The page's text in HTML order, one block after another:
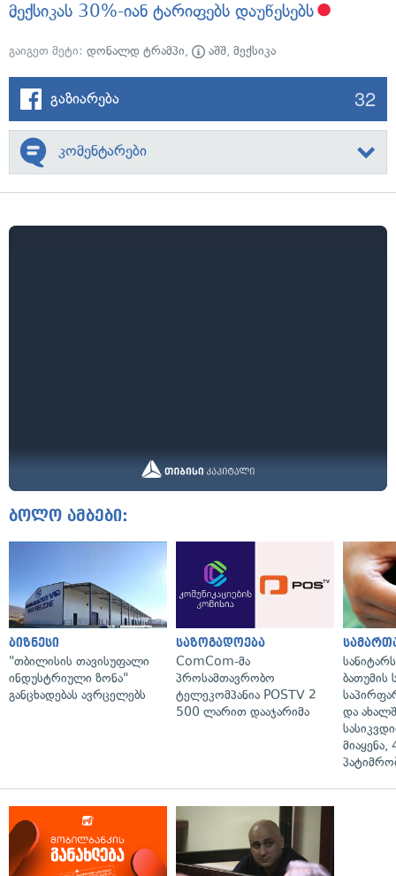
მექსიკას 30%-იან ტარიფებს დაუწესებს
გაიგეთ მეტი: დონალდ ტრამპი, აშშ, მექსიკა
გაზიარება 32
კომენტარები
ბოლო ამბები:
ბიზნესი
"თბილისის თავისუფალი
ინდუსტრიული ზონა"
განცხადებას ავრცელებს
საზოგადოება
ComCom-მა
პროსამთავრობო
ტელეკომპანია POSTV 2
500 ლარით დააჯარიმა
ბათუმის
და